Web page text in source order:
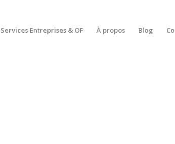
Services Entreprises & OF À propos Blog